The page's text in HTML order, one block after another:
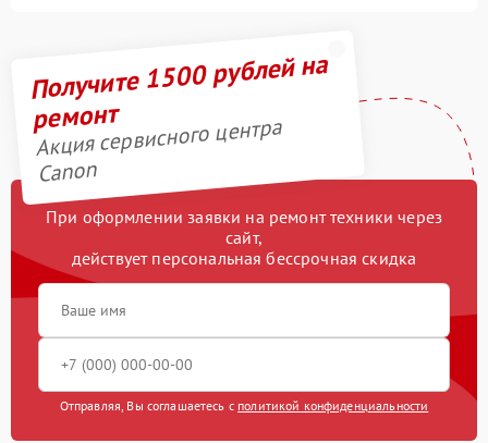
Получите 1500 рублей на
ремонт
Акция сервисного центра
Canon
При оформлении заявки на ремонт техники через
сайт,
действует персональная бессрочная скидка
Отправляя, Вы соглашаетесь с политикой конфиденциальности